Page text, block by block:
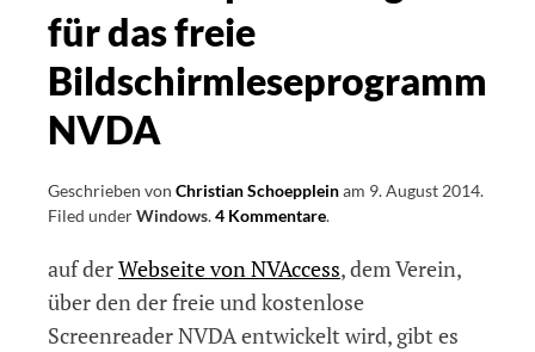
für das freie
Bildschirmleseprogramm
NVDA
Geschrieben von Christian Schoeppleinam 9. August 2014.
Filed underWindows.4 Kommentareon
bzgl.
Standardsprachausgabe
für
das
.
auf derWebseite von NVAccess, dem Verein,
über den der freie und kostenlose
Screenreader NVDA entwickelt wird, gibt es